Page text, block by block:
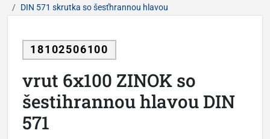
DIN 571 skrutka so šesťhrannou hlavou
18102506100
vrut 6x100 ZINOK so
šestihrannou hlavou DIN
571